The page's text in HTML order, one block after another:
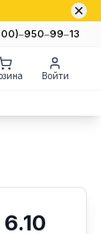
Войти